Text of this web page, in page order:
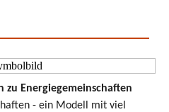
zu Energiegemeinschaften
- ein Modell mit viel